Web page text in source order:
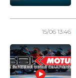
15/06 13:46